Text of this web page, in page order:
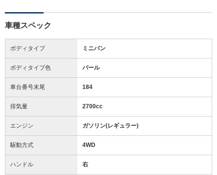
車種スペック
ボディタイプ ミニバン
ボディタイプ色 パール
車台番号末尾 184
排気量 2700cc
エンジン ガソリン(レギュラー)
駆動方式 4WD
ハンドル 右